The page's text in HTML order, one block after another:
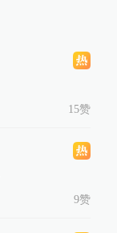
15赞
9赞